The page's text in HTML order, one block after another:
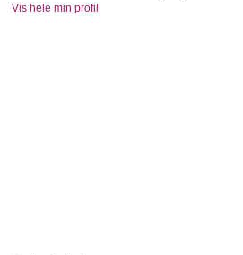
Vis hele min profil